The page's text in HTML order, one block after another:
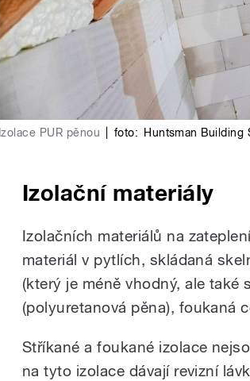
Izolace PUR pěnou foto: Huntsman Building
Izolační materiály
Izolačních materiálů na
materiál v pytlích, skládaná
(který je méně vhodný, ale také
(polyuretanová pěna), foukaná
Stříkané a foukané izolace
na tyto izolace dávají revizní